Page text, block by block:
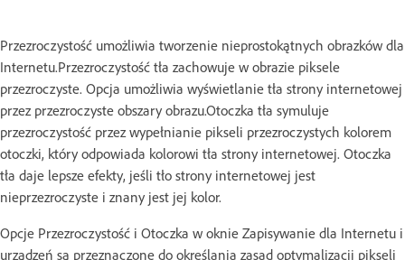
Przezroczystość umożliwia tworzenie nieprostokątnych obrazków dla
Internetu.Przezroczystość tła zachowuje w obrazie piksele
przezroczyste. Opcja umożliwia wyświetlanie tła strony internetowej
przez przezroczyste obszary obrazu.Otoczka tła symuluje
przezroczystość przez wypełnianie pikseli przezroczystych kolorem
otoczki, który odpowiada kolorowi tła strony internetowej. Otoczka
tła daje lepsze efekty, jeśli tło strony internetowej jest
nieprzezroczyste i znany jest jej kolor.
Opcje Przezroczystość i Otoczka w oknie Zapisywanie dla Internetu i
urządzeń są przeznaczone do określania zasad optymalizacji pikseli